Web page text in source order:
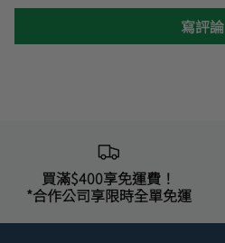
寫評論
買滿$400享免運費！
*合作公司享限時全單免運